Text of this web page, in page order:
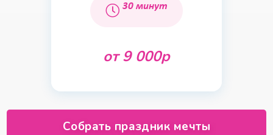
30 минут
от 9 000р
Собрать праздник мечты